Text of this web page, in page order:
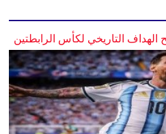
التاريخي لكأس الرابطتين